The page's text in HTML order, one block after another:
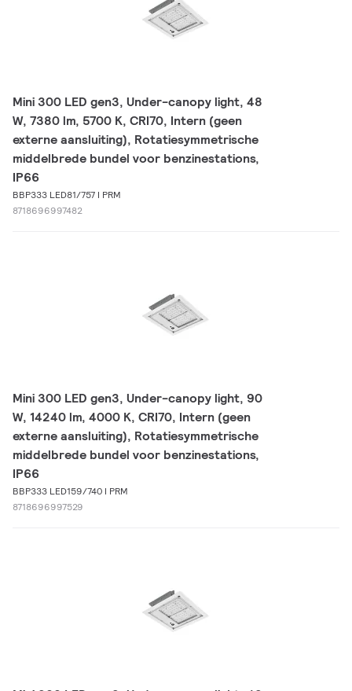
Mini 300 LED gen3, Under-canopy light, 48
W, 7380 lm, 5700 K, CRI70, Intern (geen
externe aansluiting), Rotatiesymmetrische
middelbrede bundel voor benzinestations,
IP66
BBP333 LED81/757 I PRM
8718696997482
Mini 300 LED gen3, Under-canopy light, 90
W, 14240 lm, 4000 K, CRI70, Intern (geen
externe aansluiting), Rotatiesymmetrische
middelbrede bundel voor benzinestations,
IP66
BBP333 LED159/740 I PRM
8718696997529